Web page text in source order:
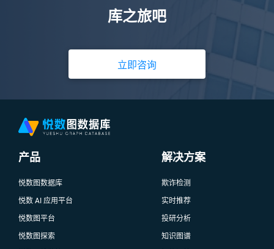
库之旅吧
立即咨询
产品
悦数图数据库
悦数 AI 应用平台
悦数图平台
悦数图探索
解决方案
欺诈检测
实时推荐
投研分析
知识图谱